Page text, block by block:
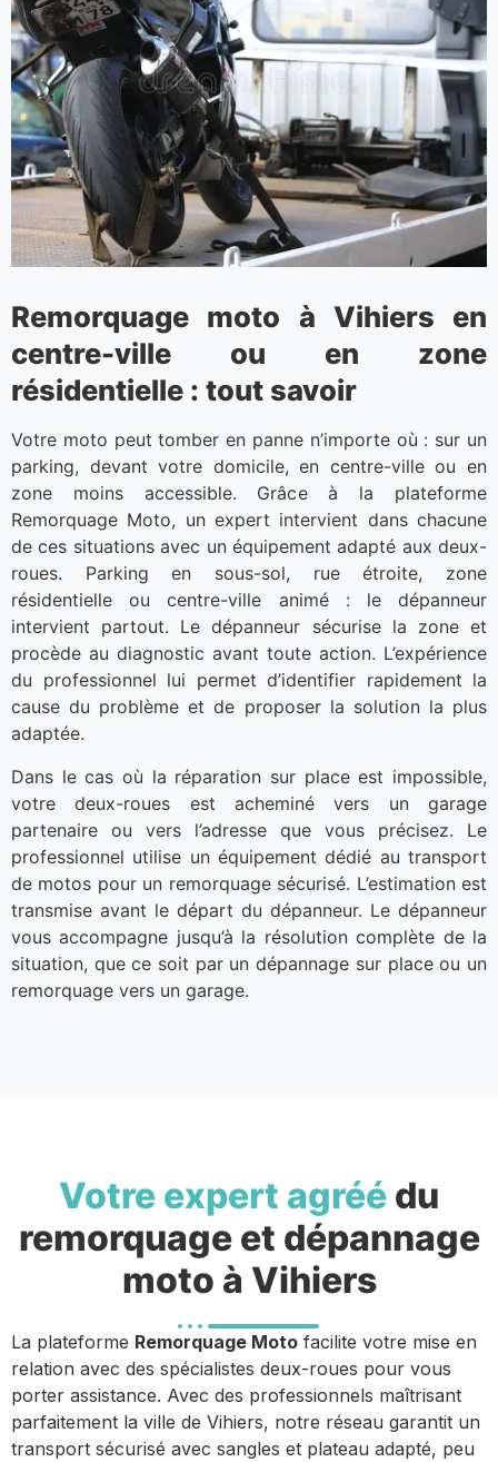
Remorquage moto à Vihiers en
centre-ville ou en zone
résidentielle : tout savoir
Votre moto peut tomber en panne n’importe où : sur un
parking, devant votre domicile, en centre-ville ou en
zone moins accessible. Grâce à la plateforme
Remorquage Moto, un expert intervient dans chacune
de ces situations avec un équipement adapté aux deux-
roues. Parking en sous-sol, rue étroite, zone
résidentielle ou centre-ville animé : le dépanneur
intervient partout. Le dépanneur sécurise la zone et
procède au diagnostic avant toute action. L’expérience
du professionnel lui permet d’identifier rapidement la
cause du problème et de proposer la solution la plus
adaptée.
Dans le cas où la réparation sur place est impossible,
votre deux-roues est acheminé vers un garage
partenaire ou vers l’adresse que vous précisez. Le
professionnel utilise un équipement dédié au transport
de motos pour un remorquage sécurisé. L’estimation est
transmise avant le départ du dépanneur. Le dépanneur
vous accompagne jusqu’à la résolution complète de la
situation, que ce soit par un dépannage sur place ou un
remorquage vers un garage.
Votre expert agréé du
remorquage et dépannage
moto à Vihiers
La plateforme Remorquage Moto facilite votre mise en
relation avec des spécialistes deux-roues pour vous
porter assistance. Avec des professionnels maîtrisant
parfaitement la ville de Vihiers, notre réseau garantit un
transport sécurisé avec sangles et plateau adapté, peu